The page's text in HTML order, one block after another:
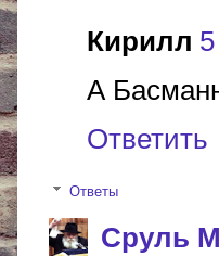
Кирилл
А
Ответить
Ответы
Сруль